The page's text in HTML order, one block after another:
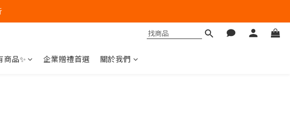
商品✨ 企業贈禮首選 關於我們